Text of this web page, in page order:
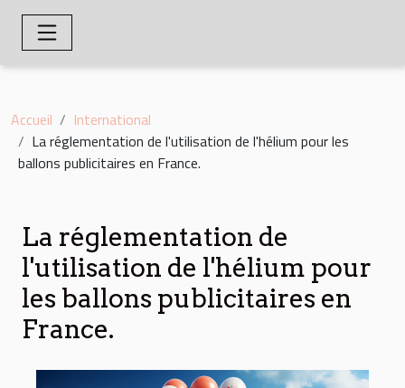
Accueil
International
La réglementation de l'utilisation de l'hélium pour les
ballons publicitaires en France.
La réglementation de
l'utilisation de l'hélium pour
les ballons publicitaires en
France.